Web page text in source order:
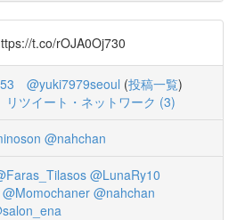
t.co/rOJA0Oj730
@yuki7979seoul (投稿一覧)
リツイート・ネットワーク (3)
@nahchan
@LunaRy10
@Momochaner @nahchan